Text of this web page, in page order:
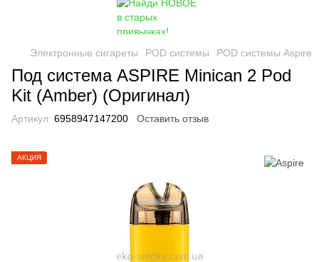
Электронные сигареты POD системы POD системы Aspire
Под система ASPIRE Minican 2 Pod
Kit (Amber) (Оригинал)
Артикул: 6958947147200 Оставить отзыв
АКЦИЯ